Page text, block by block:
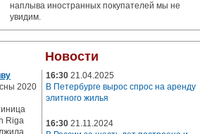
наплыва иностранных покупателей мы не
увидим.
Новости
2020
Riga
16:30 21.04.2025
В Петербурге вырос спрос на аренду
элитного жилья
16:30 21.11.2024